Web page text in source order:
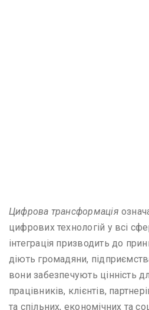
Цифрова трансформація
цифрових технологій у всі
інтеграція призводить до
діють громадяни,
вони забезпечують цінність
працівників, клієнтів,
та спільних, економічних та